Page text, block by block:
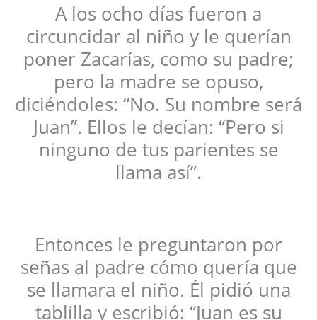
A los ocho días fueron a
circuncidar al niño y le querían
poner Zacarías, como su padre;
pero la madre se opuso,
diciéndoles: “No. Su nombre será
Juan”. Ellos le decían: “Pero si
ninguno de tus parientes se
llama así”.
Entonces le preguntaron por
señas al padre cómo quería que
se llamara el niño. Él pidió una
tablilla y escribió: “Juan es su